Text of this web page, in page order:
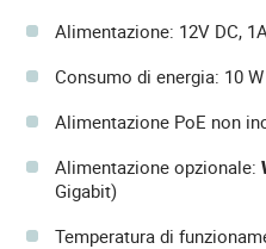
Alimentazione: 12V DC,
Consumo di energia: 10 W
Alimentazione PoE non
Alimentazione opzionale:
Gigabit)
Temperatura di